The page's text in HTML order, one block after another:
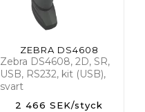
ZEBRA DS4608
Zebra DS4608, 2D, SR,
USB, RS232, kit (USB),
svart
2 466 SEK/styck